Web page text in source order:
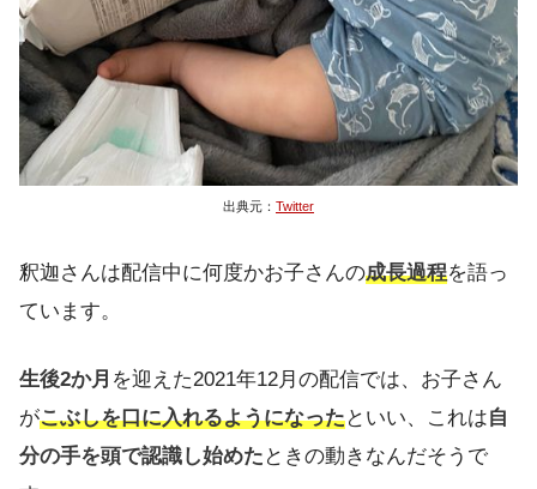
出典元： Twitter
釈迦さんは配信中に何度かお子さんの成長過程を語っ
ています。
生後2か月 を迎えた2021年12月の配信では、お子さん
がこぶしを口に入れるようになったといい、これは自
分の手を頭で認識し始めた ときの動きなんだそうで